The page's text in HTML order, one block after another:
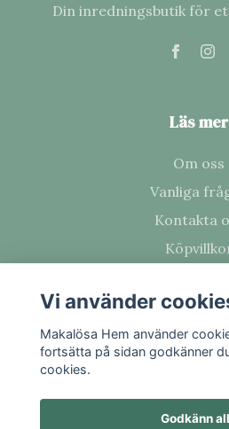
Din inredningsbutik för
Läs mer
Om oss
Vanliga
Kontakta
Prenumerera på
Vi använder
Makalösa Hem använder
fortsätta på sidan godkänner
cookies.
Godkänn